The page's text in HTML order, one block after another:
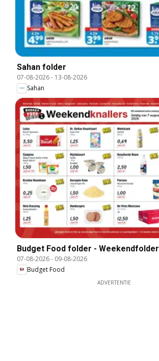
Sahan folder
07-08-2026- 13-08-2026
Sahan
Budget Food folder - Weekendfolder
07-08-2026- 09-08-2026
Budget Food
ADVERTENTIE